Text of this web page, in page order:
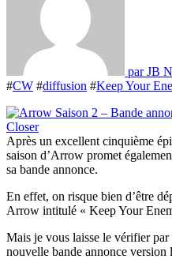
par JB
#CW #diffusion #Keep Your
Après un excellent cinquième
saison d’Arrow promet
sa bande annonce.
En effet, on risque bien d’être
Arrow intitulé « Keep Your
Mais je vous laisse le vérifier
nouvelle bande annonce version